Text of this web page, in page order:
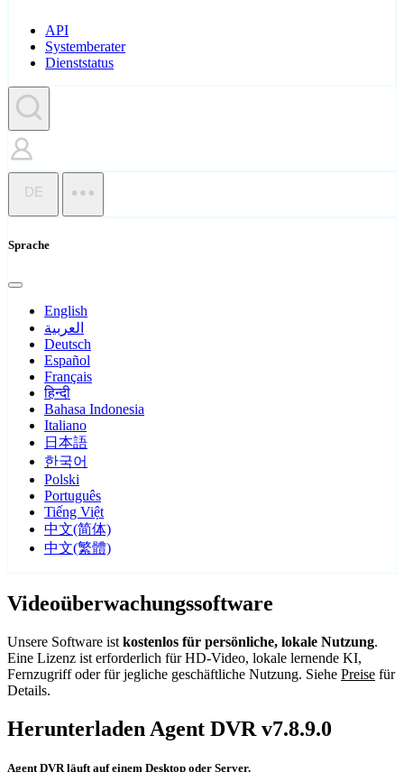
API
Systemberater
Dienststatus
DE
Sprache
English
العربية
Deutsch
Español
Français
हिन्दी
Bahasa Indonesia
Italiano
日本語
한국어
Polski
Português
Tiếng Việt
中文(简体)
中文(繁體)
Videoüberwachungssoftware
Unsere Software ist kostenlos für persönliche, lokale Nutzung.
Eine Lizenz ist erforderlich für HD-Video, lokale lernende KI,
Fernzugriff oder für jegliche geschäftliche Nutzung. Siehe Preise für
Details.
Herunterladen Agent DVR v7.8.9.0
Agent DVR läuft auf einem Desktop oder Server.